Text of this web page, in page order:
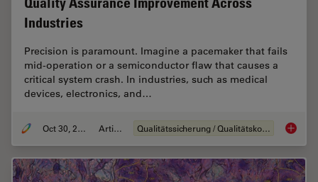
Industries
Precision is paramount. Imagine a pacemaker that fails
mid-operation or a semiconductor flaw that causes a
critical system crash. In industries, such as medical
devices, electronics, and…
Oct 30, 2025 Artikel Qualitätssicherung / Qualitätskontrolle Quality